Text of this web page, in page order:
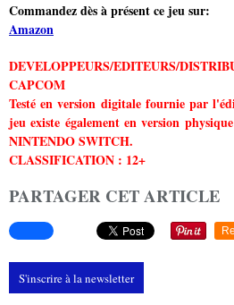
Commandez dès à présent ce jeu sur:
Amazon
DEVELOPPEURS/EDITEURS/
CAPCOM
Testé en version digitale fournie par
jeu existe également en version
NINTENDO SWITCH.
CLASSIFICATION : 12+
PARTAGER CET ARTICLE
S'inscrire à la newsletter